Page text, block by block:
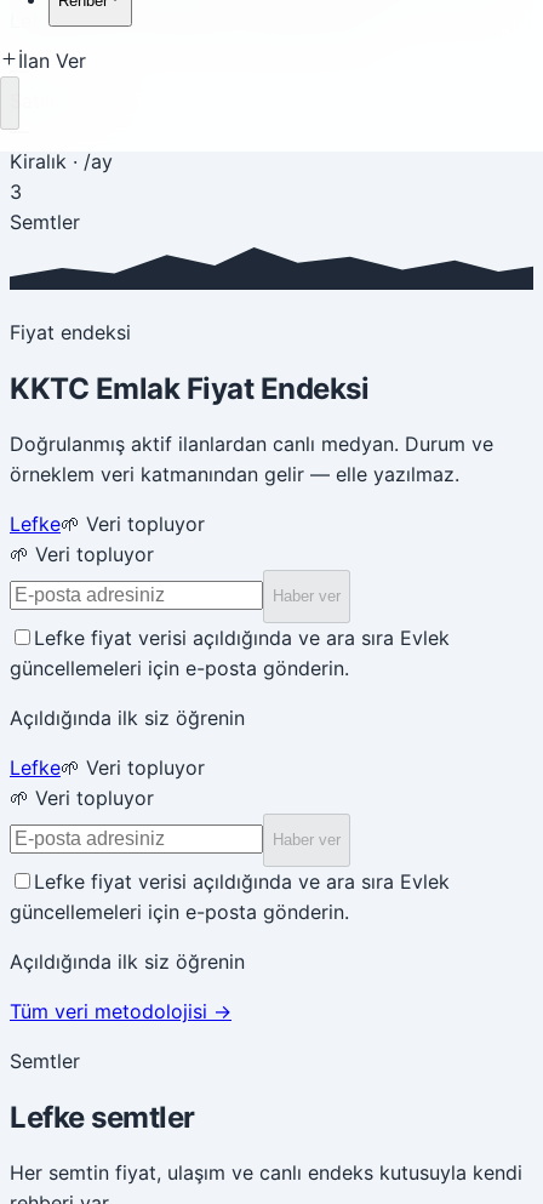
İlan Ver
Lefke, sakin ve huzurlu bir yaşam sunar.
—
—
Kiralık · /ay
3
Semtler
Fiyat endeksi
KKTC Emlak Fiyat Endeksi
Doğrulanmış aktif ilanlardan canlı medyan. Durum ve
örneklem veri katmanından gelir — elle yazılmaz.
Lefke🌱 Veri topluyor
🌱 Veri topluyor
Haber ver
Lefke fiyat verisi açıldığında ve ara sıra Evlek
güncellemeleri için e-posta gönderin.
Açıldığında ilk siz öğrenin
Lefke🌱 Veri topluyor
🌱 Veri topluyor
Haber ver
Lefke fiyat verisi açıldığında ve ara sıra Evlek
güncellemeleri için e-posta gönderin.
Açıldığında ilk siz öğrenin
Tüm veri metodolojisi →
Semtler
Lefke semtler
Her semtin fiyat, ulaşım ve canlı endeks kutusuyla kendi